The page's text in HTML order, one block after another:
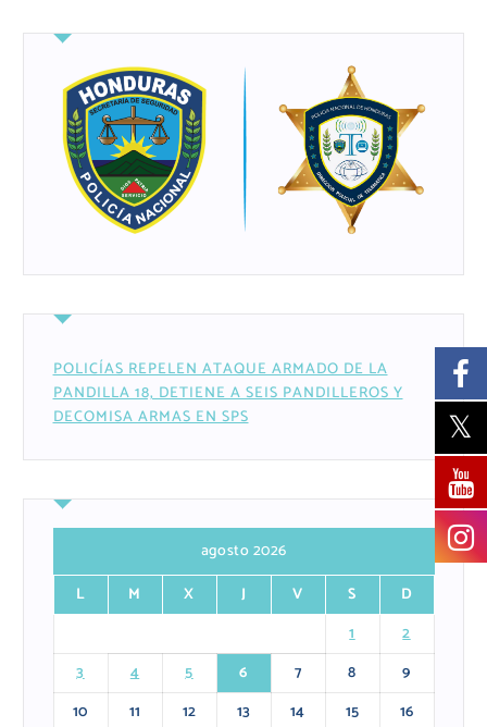
POLICÍAS REPELEN ATAQUE ARMADO DE LA
PANDILLA 18, DETIENE A SEIS PANDILLEROS Y
DECOMISA ARMAS EN SPS
agosto 2026
L
M X J V S
D
1
2
3
4 5 6 7 8
9
10
11 12 13 14 15
16